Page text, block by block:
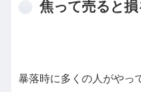
焦って売ると損
暴落時に多くの人がやっ